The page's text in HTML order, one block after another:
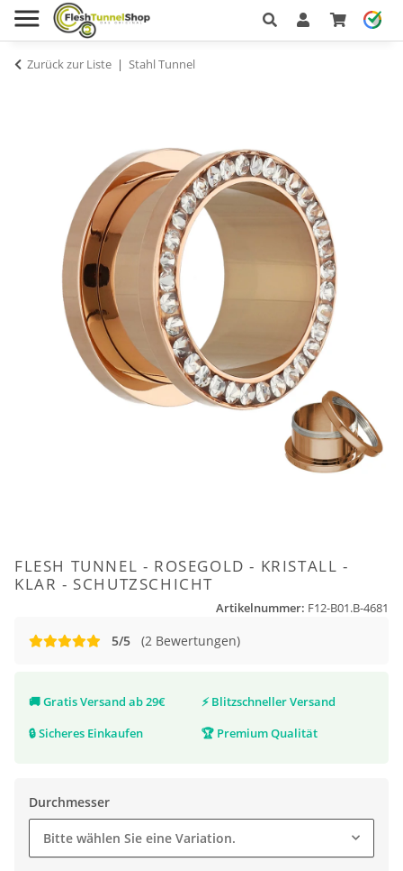
Zurück zur Liste Stahl Tunnel
FLESH TUNNEL - ROSEGOLD - KRISTALL -
KLAR - SCHUTZSCHICHT
Artikelnummer: F12-B01.B-4681
5/5 (2 Bewertungen)
🚚Gratis Versand ab 29€ ⚡ Blitzschneller Versand
🔒Sicheres Einkaufen 🏆 Premium Qualität
Durchmesser
Bitte wählen Sie eine Variation.